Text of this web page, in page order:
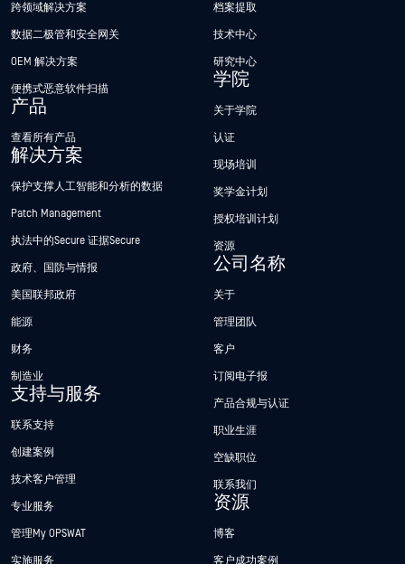
跨领域解决方案
数据二极管和安全网关
OEM 解决方案
便携式恶意软件扫描
产品
查看所有产品
解决方案
保护支撑人工智能和分析的数据
Patch Management
执法中的Secure 证据Secure
政府、国防与情报
美国联邦政府
能源
财务
制造业
支持与服务
联系支持
创建案例
技术客户管理
专业服务
管理My OPSWAT
实施服务
档案提取
技术中心
研究中心
学院
关于学院
认证
现场培训
奖学金计划
授权培训计划
资源
公司名称
关于
管理团队
客户
订阅电子报
产品合规与认证
职业生涯
空缺职位
联系我们
资源
博客
客户成功案例